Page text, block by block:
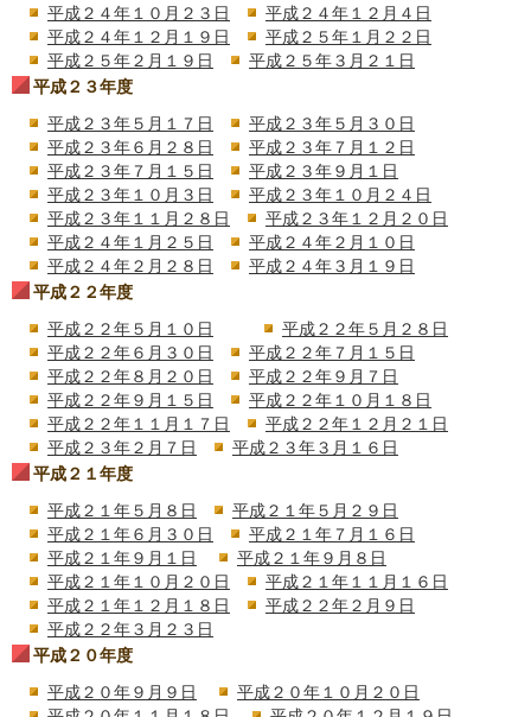
平成２４年１０月２３日
平成２４年１２月４日
平成２４年１２月１９日
平成２５年１月２２日
平成２５年２月１９日
平成２５年３月２１日
平成２３年度
平成２３年５月１７日
平成２３年５月３０日
平成２３年６月２８日
平成２３年７月１２日
平成２３年７月１５日
平成２３年９月１日
平成２３年１０月３日
平成２３年１０月２４日
平成２３年１１月２８日
平成２３年１２月２０日
平成２４年１月２５日
平成２４年２月１０日
平成２４年２月２８日
平成２４年３月１９日
平成２２年度
平成２２年５月１０日
平成２２年５月２８日
平成２２年６月３０日
平成２２年７月１５日
平成２２年８月２０日
平成２２年９月７日
平成２２年９月１５日
平成２２年１０月１８日
平成２２年１１月１７日
平成２２年１２月２１日
平成２３年２月７日
平成２３年３月１６日
平成２１年度
平成２１年５月８日
平成２１年５月２９日
平成２１年６月３０日
平成２１年７月１６日
平成２１年９月１日
平成２１年９月８日
平成２１年１０月２０日
平成２１年１１月１６日
平成２１年１２月１８日
平成２２年２月９日
平成２２年３月２３日
平成２０年度
平成２０年９月９日
平成２０年１０月２０日